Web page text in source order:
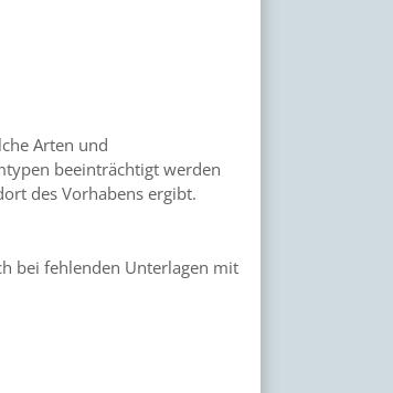
Arten und
beeinträchtigt werden
des Vorhabens ergibt.
bei fehlenden Unterlagen mit